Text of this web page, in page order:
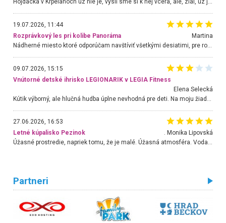
Hojdacka v Krpelanoch uz nie je, vysli sme si k nej vcera, ale, zial, uz je znicena. Ak sem planujete cestu len kvoli hojdacke, mozete si ju usetrit. Krasny vyhlad je tu vsak aj bez hojdacky :-)
19.07.2026, 11:44
Rozprávkový les pri kolibe Panoráma
Martina
Nádherné miesto ktoré odporúčam navštíviť všetkými desiatimi, pre rodiny s deťmi, dôchodcom... Proste a jednoducho ozaj rozprávkový les.. určite ešte prídeme. Odniesli sme si na pamiatku krásne tričká,
09.07.2026, 15:15
Vnútorné detské ihrisko LEGIONARIK v LEGIA Fitness
Elena Selecká
27.06.2026, 16:53
Letné kúpalisko Pezinok
. Monika Lipovská
Úžasné prostredie, napriek tomu, že je malé. Úžasná atmosféra. Voda fantastická a nádherná. Ľudí je pomerne veľa, ale su mili a ohľaduplní. Je veľmi zaujímavé sledovať, ako dokážu spolu športovať cudzí ľudia a bez ohľadu na vek. Vládne tu pohoda. Vnuka neviem dostať z vody. Ďakujem za krásny deň . Urcite sa sem vrátim. Jediný problém je s parkovaním, ale aj ten sa mi podarilo vyriešiť. Monika Bratislava
Partneri